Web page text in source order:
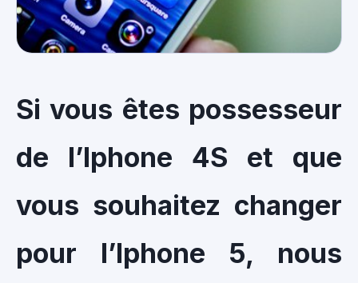
Si vous êtes possesseur
de l’Iphone 4S et que
vous souhaitez changer
pour l’Iphone 5, nous